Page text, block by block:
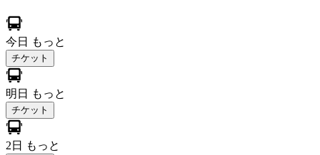
今日 もっと
チケット
明日 もっと
チケット
2日 もっと